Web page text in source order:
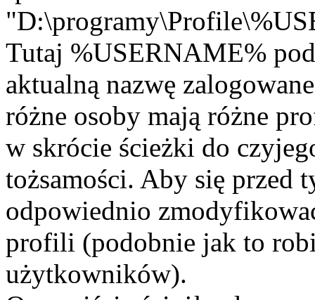
Tutaj %USERNAME%
aktualną nazwę
różne osoby mają różne
w skrócie ścieżki do
tożsamości. Aby się przed
odpowiednio
profili (podobnie jak to
użytkowników).